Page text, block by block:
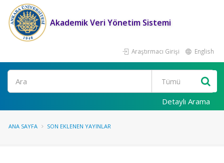
Akademik Veri Yönetim Sistemi
Araştırmacı Girişi English
Ara
Detaylı Arama
ANA SAYFA SON EKLENEN YAYINLAR